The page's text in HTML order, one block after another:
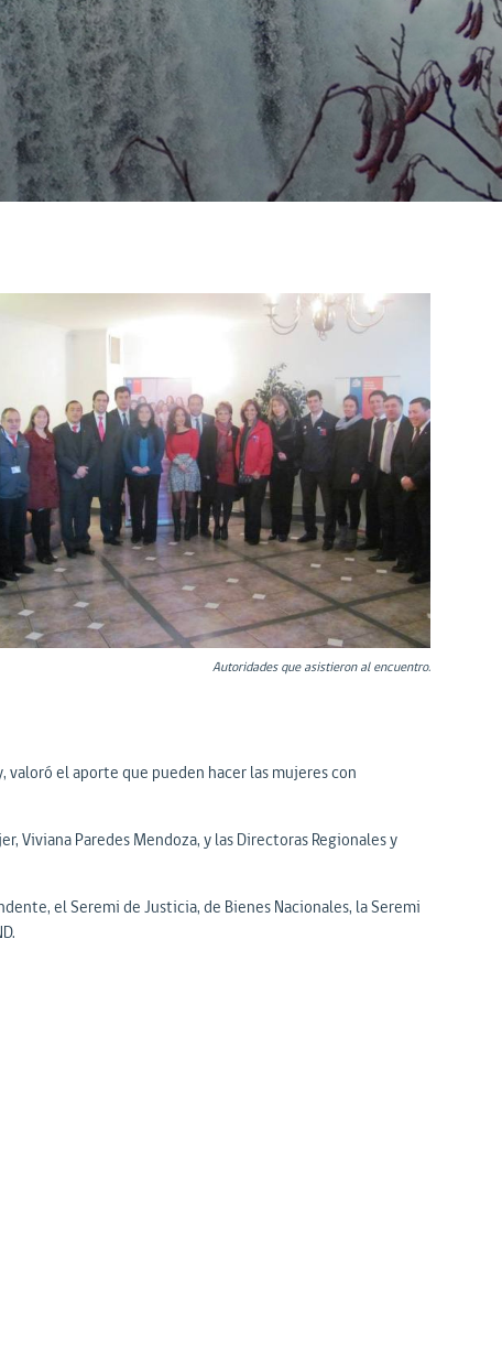
Autoridades que asistieron al encuentro.
el aporte que pueden hacer las mujeres con
Viviana Paredes Mendoza, y las Directoras Regionales y
el Seremi de Justicia, de Bienes Nacionales, la Seremi